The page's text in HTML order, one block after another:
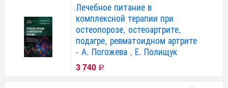
Лечебное питание в
комплексной терапии при
остеопорозе, остеоартрите,
подагре, ревматоидном артрите
- А. Погожева , Е. Полищук
3 740 Р